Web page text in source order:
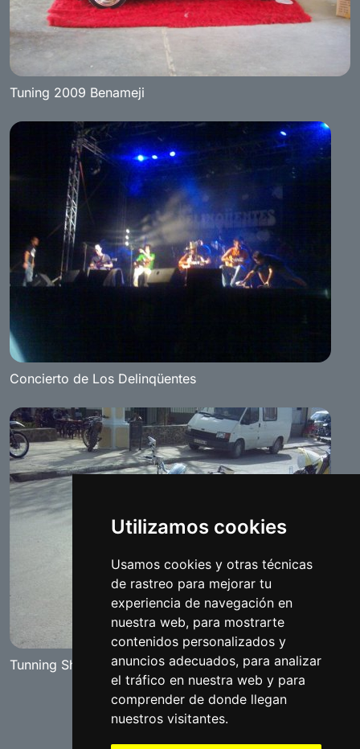
Utilizamos cookies
Usamos cookies y otras técnicas
de rastreo para mejorar tu
experiencia de navegación en
nuestra web, para mostrarte
contenidos personalizados y
anuncios adecuados, para analizar
el tráfico en nuestra web y para
comprender de donde llegan
nuestros visitantes.
Tuning 2009 Benameji
Concierto de Los Delinqüentes
Tunning Show "The Red Diamand" Benameji 2007